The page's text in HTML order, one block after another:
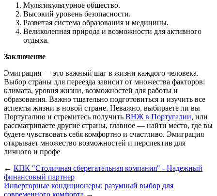
Мультикультурное общество.
Высокий уровень безопасности.
Развитая система образования и медицины.
Великолепная природа и возможности для активного
отдыха.
Заключение
Эмиграция — это важный шаг в жизни каждого человека.
Выбор страны для переезда зависит от множества факторов:
климата, уровня жизни, возможностей для работы и
образования. Важно тщательно подготовиться и изучить все
аспекты жизни в новой стране. Неважно, выбираете ли вы
Португалию и стремитесь получить ВНЖ в Португалии, или
рассматриваете другие страны, главное — найти место, где вы
будете чувствовать себя комфортно и счастливо. Эмиграция
открывает множество возможностей и перспектив для
личного и профе
← КПК "Столичная сберегательная компания" - Надежный
финансовый партнер
Инверторные кондиционеры: разумный выбор для
современного комфорта →